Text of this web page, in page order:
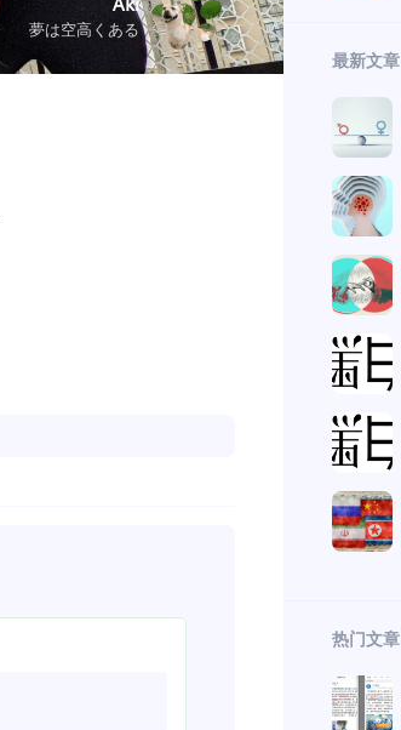
夢は空高くある
最新文章
热门文章